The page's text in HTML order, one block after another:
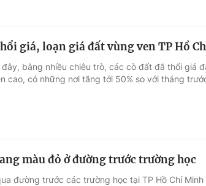
giá, loạn giá đất vùng ven TP Hồ
bằng nhiều chiêu trò, các cò đất đã thổi giá
cao, có những nơi tăng tới 50% so với tháng
màu đỏ ở đường trước trường học
đường trước các trường học tại TP Hồ Chí